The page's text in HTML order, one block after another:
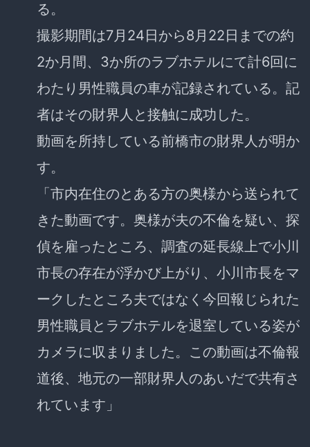
る。
撮影期間は7月24日から8月22日までの約
2か月間、3か所のラブホテルにて計6回に
わたり男性職員の車が記録されている。記
者はその財界人と接触に成功した。
動画を所持している前橋市の財界人が明か
す。
「市内在住のとある方の奥様から送られて
きた動画です。奥様が夫の不倫を疑い、探
偵を雇ったところ、調査の延長線上で小川
市長の存在が浮かび上がり、小川市長をマ
ークしたところ夫ではなく今回報じられた
男性職員とラブホテルを退室している姿が
カメラに収まりました。この動画は不倫報
道後、地元の一部財界人のあいだで共有さ
れています」